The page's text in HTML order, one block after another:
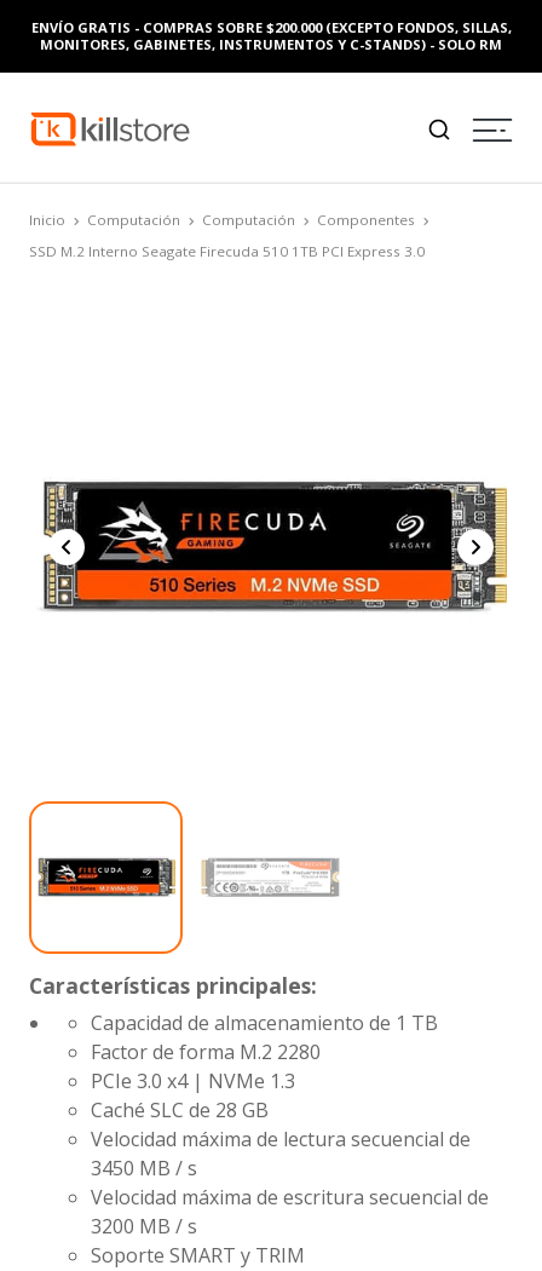
ENVÍO GRATIS - COMPRAS SOBRE $200.000 (EXCEPTO FONDOS, SILLAS,
MONITORES, GABINETES, INSTRUMENTOS Y C-STANDS) - SOLO RM
Inicio Computación Computación
Componentes
SSD M.2 Interno Seagate Firecuda 510 1TB PCI Express 3.0
Características principales:
Capacidad de almacenamiento de 1 TB
Factor de forma M.2 2280
PCIe 3.0 x4 | NVMe 1.3
Caché SLC de 28 GB
Velocidad máxima de lectura secuencial de
3450 MB / s
Velocidad máxima de escritura secuencial de
3200 MB / s
Soporte SMART y TRIM